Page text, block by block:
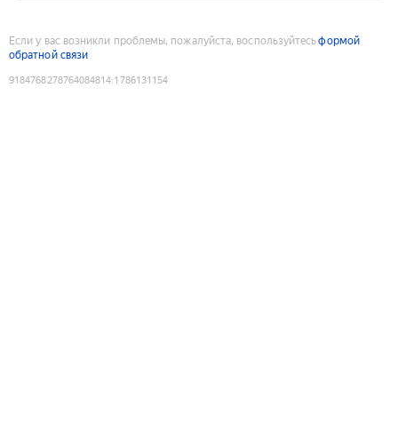
Если у вас возникли проблемы, пожалуйста, воспользуйтесьформой
обратной связи
9184768278764084814:1786131154